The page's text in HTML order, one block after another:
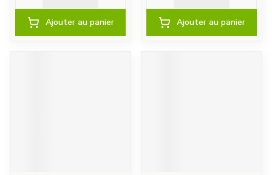
Ajouter au panier Ajouter au panier